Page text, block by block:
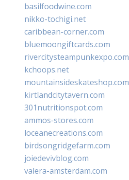
basilfoodwine.com
nikko-tochigi.net
caribbean-corner.com
bluemoongiftcards.com
rivercitysteampunkexpo.com
kchoops.net
mountainsideskateshop.com
kirtlandcitytavern.com
301nutritionspot.com
ammos-stores.com
loceanecreations.com
birdsongridgefarm.com
joiedevivblog.com
valera-amsterdam.com